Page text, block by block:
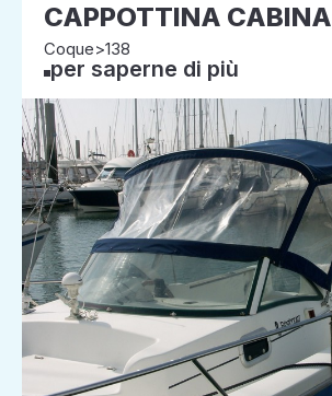
CAPPOTTINA CABINA
Coque>138
per saperne di più